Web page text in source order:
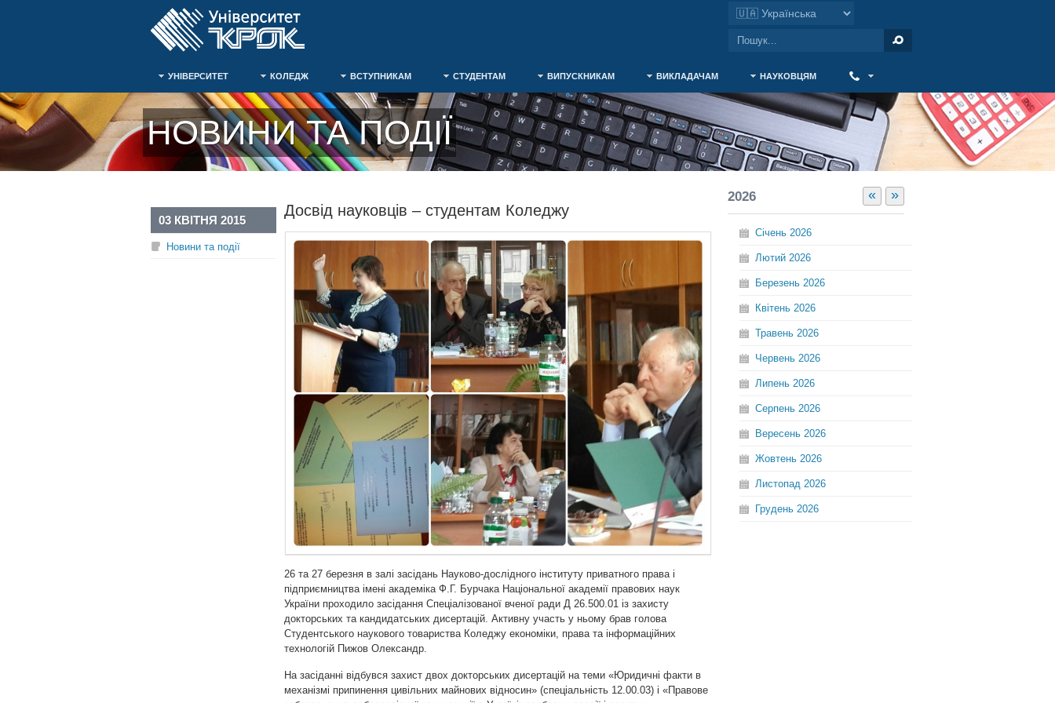
УНІВЕРСИТЕТ КОЛЕДЖ ВСТУПНИКАМ СТУДЕНТАМ ВИПУСКНИКАМ ВИКЛАДАЧАМ НАУКОВЦЯМ
НОВИНИ ТА ПОДІЇ
Досвід науковців – студентам Коледжу
03 КВІТНЯ 2015
Новини та події
26 та 27 березня в залі засідань Науково-дослідного інституту приватного права і
підприємництва імені академіка Ф.Г. Бурчака Національної академії правових наук
України проходило засідання Спеціалізованої вченої ради Д 26.500.01 із захисту
докторських та кандидатських дисертацій. Активну участь у ньому брав голова
Студентського наукового товариства Коледжу економіки, права та інформаційних
технологій Пижов Олександр.
На засіданні відбувся захист двох докторських дисертацій на теми «Юридичні факти в
механізмі припинення цивільних майнових відносин» (спеціальність 12.00.03) і «Правове
« »
2026
Січень 2026
Лютий 2026
Березень 2026
Квітень 2026
Травень 2026
Червень 2026
Липень 2026
Серпень 2026
Вересень 2026
Жовтень 2026
Листопад 2026
Грудень 2026